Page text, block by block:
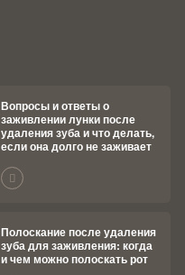
Вопросы и ответы о
заживлении лунки после
удаления зуба и что делать,
если она долго не заживает
Полоскание после удаления
зуба для заживления: когда
и чем можно полоскать рот